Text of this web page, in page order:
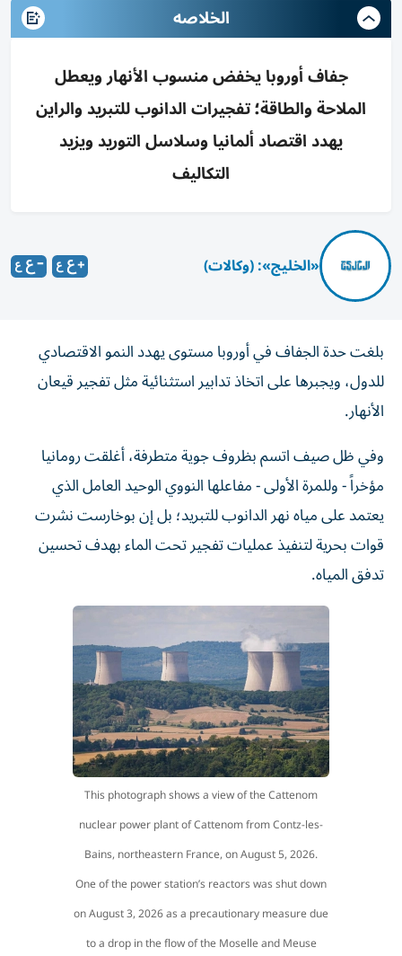
الخلاصه
جفاف أوروبا يخفض منسوب الأنهار ويعطل
الملاحة والطاقة؛ تفجيرات الدانوب للتبريد والراين
يهدد اقتصاد ألمانيا وسلاسل التوريد ويزيد
التكاليف
«الخليج»: (وكالات)
بلغت حدة الجفاف في أوروبا مستوى يهدد النمو الاقتصادي
للدول، ويجبرها على اتخاذ تدابير استثنائية مثل تفجير قيعان
الأنهار.
وفي ظل صيف اتسم بظروف جوية متطرفة، أغلقت رومانيا
مؤخراً - وللمرة الأولى - مفاعلها النووي الوحيد العامل الذي
يعتمد على مياه نهر الدانوب للتبريد؛ بل إن بوخارست نشرت
قوات بحرية لتنفيذ عمليات تفجير تحت الماء بهدف تحسين
تدفق المياه.
This photograph shows a view of the Cattenom
nuclear power plant of Cattenom from Contz-les-
Bains, northeastern France, on August 5, 2026.
One of the power station’s reactors was shut down
on August 3, 2026 as a precautionary measure due
to a drop in the flow of the Moselle and Meuse